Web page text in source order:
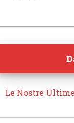
Le Nostre